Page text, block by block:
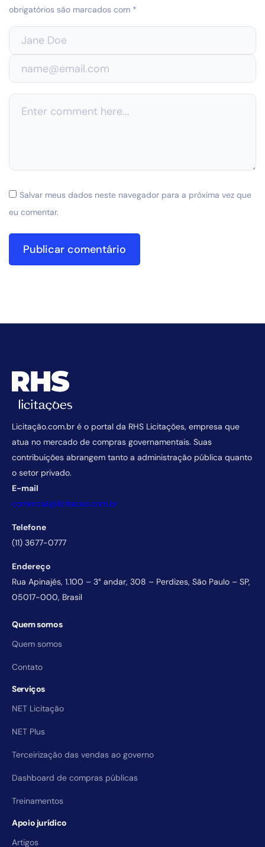
obrigatórios são marcados com *
Salvar meus dados neste navegador para a próxima vez que
eu comentar.
Licitação.com.br é o portal da RHS Licitações, empresa que
atua no mercado de compras governamentais. Suas
contribuições abrangem tanto a administração pública quanto
o setor privado.
E-mail
comercial@licitacao.com.br
Telefone
(11) 3677-0777
Endereço
Rua Apinajés, 1.100 – 3° andar, 308 – Perdizes, São Paulo – SP,
05017-000, Brasil
Quem somos
Quem somos
Contato
Serviços
NET Licitação
NET Plus
Terceirização das vendas ao governo
Dashboard de compras públicas
Treinamentos
Apoio jurídico
Artigos